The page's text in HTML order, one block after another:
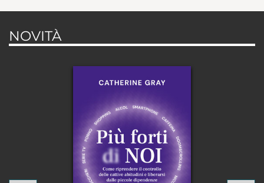
NOVITÀ